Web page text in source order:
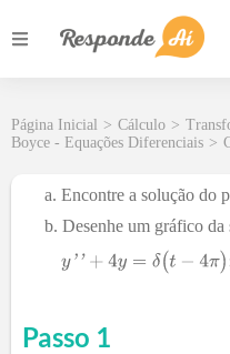
Página Inicial > Cálculo >
Boyce - Equações Diferenciais >
Encontre a solução do
Desenhe um gráfico da
Passo 1